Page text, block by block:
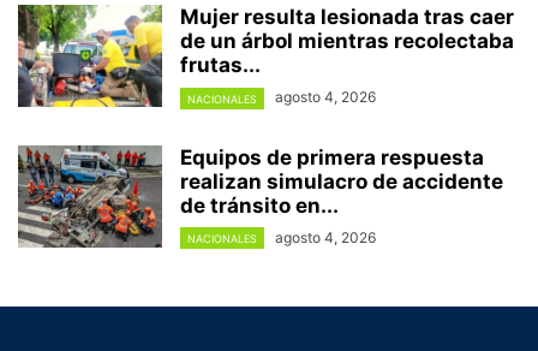
Mujer resulta lesionada tras caer
de un árbol mientras recolectaba
frutas...
NACIONALES agosto 4, 2026
Equipos de primera respuesta
realizan simulacro de accidente
de tránsito en...
NACIONALES agosto 4, 2026